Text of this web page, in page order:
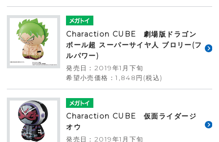
Charaction CUBE 劇場版ドラゴン
ボール超 スーパーサイヤ人 ブロリー(フ
ルパワー)
発売日：2019年1月下旬
希望小売価格：1,848円(税込)
Charaction CUBE 仮面ライダージ
オウ
発売日：2019年1月下旬